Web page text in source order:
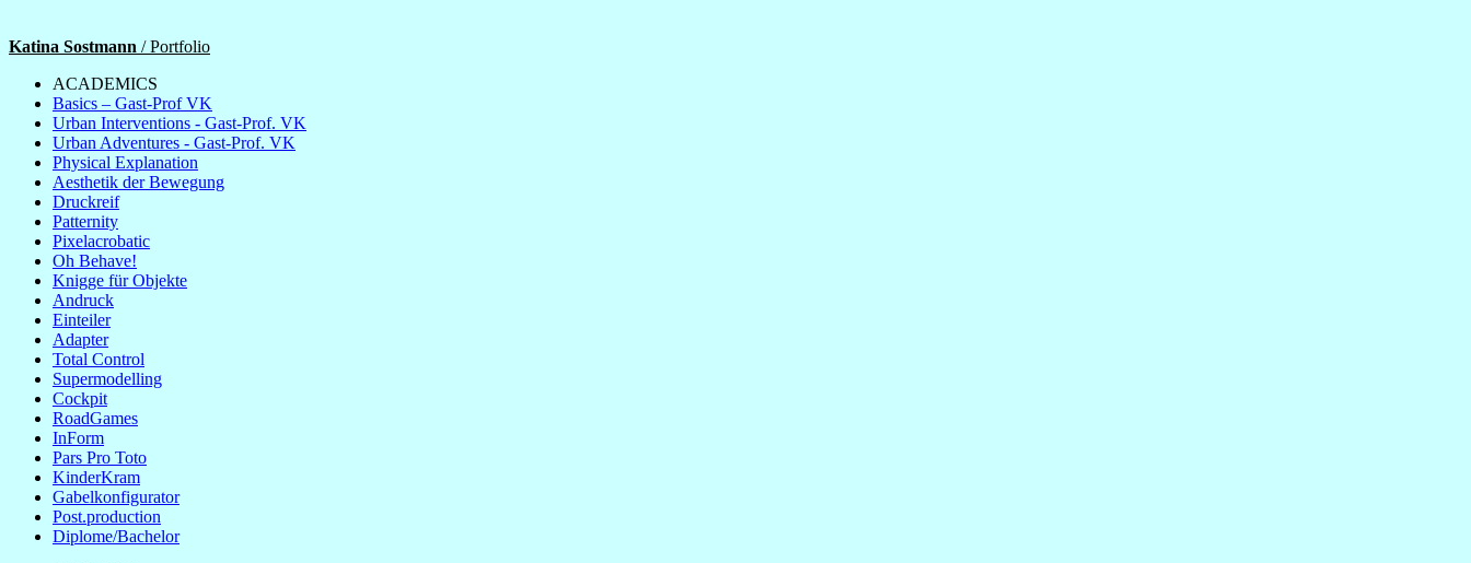
Katina Sostmann / Portfolio
ACADEMICS
Basics – Gast-Prof VK
Urban Interventions - Gast-Prof. VK
Urban Adventures - Gast-Prof. VK
Physical Explanation
Aesthetik der Bewegung
Druckreif
Patternity
Pixelacrobatic
Oh Behave!
Knigge für Objekte
Andruck
Einteiler
Adapter
Total Control
Supermodelling
Cockpit
RoadGames
InForm
Pars Pro Toto
KinderKram
Gabelkonfigurator
Post.production
Diplome/Bachelor